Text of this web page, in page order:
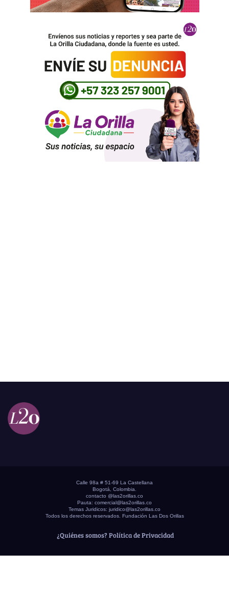
Calle 98a # 51-69 La Castellana
Bogotá, Colombia.
contacto @las2orillas.co
Pauta: comercial@las2orillas.co
Temas Juridicos: juridico@las2orillas.co
Todos los derechos reservados. Fundación Las Dos Orillas
¿Quiénes somos? Política de Privacidad